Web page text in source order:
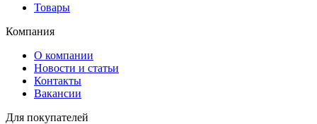
Товары
Компания
О компании
Новости и статьи
Контакты
Вакансии
Для покупателей